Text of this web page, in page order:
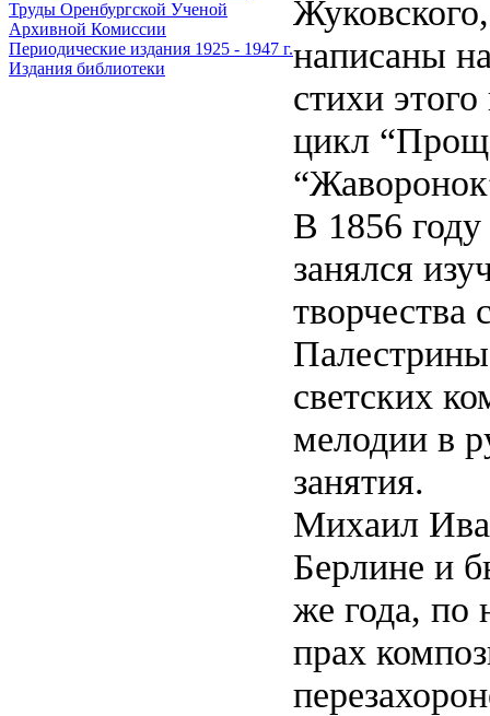
Труды Оренбургской Ученой
Архивной Комиссии
Периодические издания 1925 - 1947 г.
Издания библиотеки
написаны
стихи
цикл
В 1856
занялся
творчества
светских
мелодии в
занятия.
Михаил
Берлине и
же года,
прах